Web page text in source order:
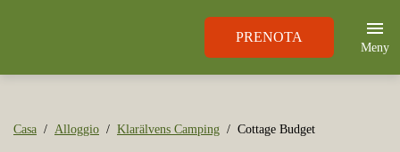
PRENOTA
Meny
Casa Alloggio Klarälvens Camping Cottage Budget